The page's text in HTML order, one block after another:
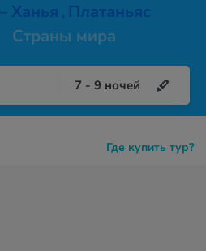
Ханья , Платаньяс
Страны мира
7 - 9 ночей
Где купить тур?